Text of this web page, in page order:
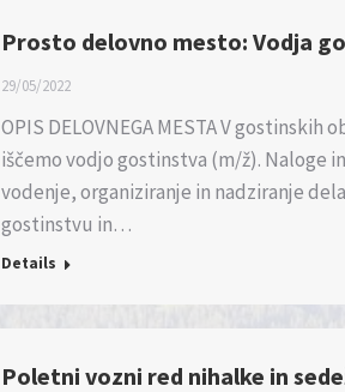
Prosto delovno mesto: Vodja
29/05/2022
OPIS DELOVNEGA MESTA V
iščemo vodjo gostinstva (m/ž). Naloge
vodenje, organiziranje in nadziranje
gostinstvu in…
Details
Poletni vozni red nihalke in